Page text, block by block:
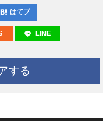
はてブ
LINE
する